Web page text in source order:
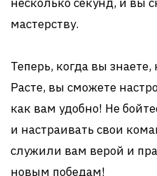
мастерству.
Теперь, когда вы
Расте, вы сможете
как вам удобно! Не
и настраивать свои
служили вам верой и
новым победам!